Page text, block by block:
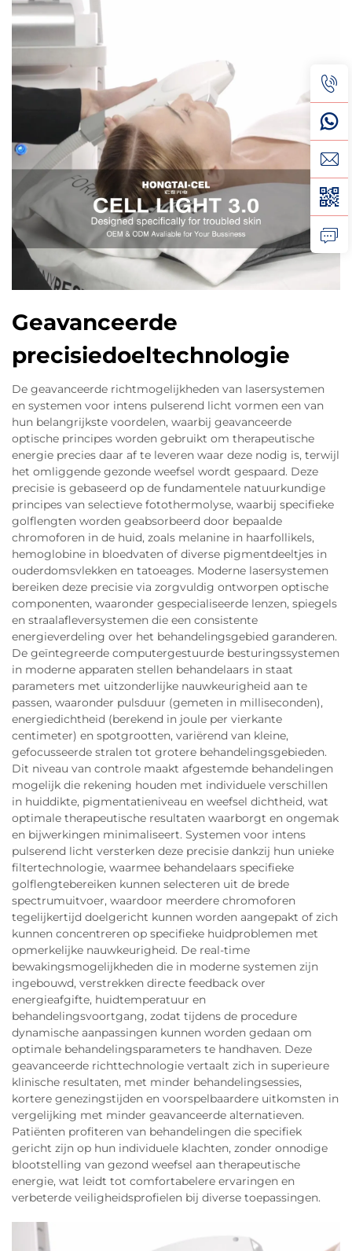
Geavanceerde
precisiedoeltechnologie
De geavanceerde richtmogelijkheden van lasersystemen
en systemen voor intens pulserend licht vormen een van
hun belangrijkste voordelen, waarbij geavanceerde
optische principes worden gebruikt om therapeutische
energie precies daar af te leveren waar deze nodig is, terwijl
het omliggende gezonde weefsel wordt gespaard. Deze
precisie is gebaseerd op de fundamentele natuurkundige
principes van selectieve fotothermolyse, waarbij specifieke
golflengten worden geabsorbeerd door bepaalde
chromoforen in de huid, zoals melanine in haarfollikels,
hemoglobine in bloedvaten of diverse pigmentdeeltjes in
ouderdomsvlekken en tatoeages. Moderne lasersystemen
bereiken deze precisie via zorgvuldig ontworpen optische
componenten, waaronder gespecialiseerde lenzen, spiegels
en straalafleversystemen die een consistente
energieverdeling over het behandelingsgebied garanderen.
De geïntegreerde computergestuurde besturingssystemen
in moderne apparaten stellen behandelaars in staat
parameters met uitzonderlijke nauwkeurigheid aan te
passen, waaronder pulsduur (gemeten in milliseconden),
energiedichtheid (berekend in joule per vierkante
centimeter) en spotgrootten, variërend van kleine,
gefocusseerde stralen tot grotere behandelingsgebieden.
Dit niveau van controle maakt afgestemde behandelingen
mogelijk die rekening houden met individuele verschillen
in huiddikte, pigmentatieniveau en weefsel dichtheid, wat
optimale therapeutische resultaten waarborgt en ongemak
en bijwerkingen minimaliseert. Systemen voor intens
pulserend licht versterken deze precisie dankzij hun unieke
filtertechnologie, waarmee behandelaars specifieke
golflengtebereiken kunnen selecteren uit de brede
spectrumuitvoer, waardoor meerdere chromoforen
tegelijkertijd doelgericht kunnen worden aangepakt of zich
kunnen concentreren op specifieke huidproblemen met
opmerkelijke nauwkeurigheid. De real-time
bewakingsmogelijkheden die in moderne systemen zijn
ingebouwd, verstrekken directe feedback over
energieafgifte, huidtemperatuur en
behandelingsvoortgang, zodat tijdens de procedure
dynamische aanpassingen kunnen worden gedaan om
optimale behandelingsparameters te handhaven. Deze
geavanceerde richttechnologie vertaalt zich in superieure
klinische resultaten, met minder behandelingsessies,
kortere genezingstijden en voorspelbaardere uitkomsten in
vergelijking met minder geavanceerde alternatieven.
Patiënten profiteren van behandelingen die specifiek
gericht zijn op hun individuele klachten, zonder onnodige
blootstelling van gezond weefsel aan therapeutische
energie, wat leidt tot comfortabelere ervaringen en
verbeterde veiligheidsprofielen bij diverse toepassingen.